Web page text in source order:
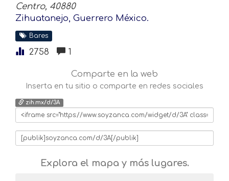
Centro, 40880
Zihuatanejo, Guerrero México.
Bares
2758 1
Comparte en la web
Inserta en tu sitio o comparte en redes sociales
zih.mx/d/3A
Explora el mapa y más lugares.